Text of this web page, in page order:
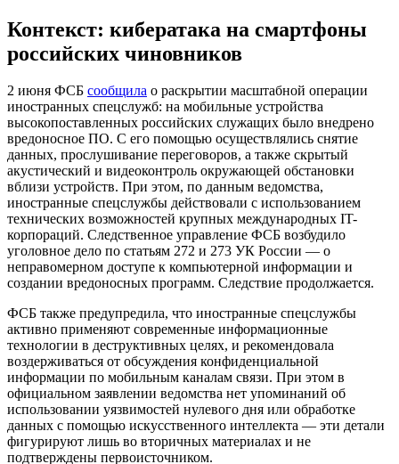
Контекст: кибератака на смартфоны
российских чиновников
2 июня ФСБ сообщила о раскрытии масштабной операции
иностранных спецслужб: на мобильные устройства
высокопоставленных российских служащих было внедрено
вредоносное ПО. С его помощью осуществлялись снятие
данных, прослушивание переговоров, а также скрытый
акустический и видеоконтроль окружающей обстановки
вблизи устройств. При этом, по данным ведомства,
иностранные спецслужбы действовали с использованием
технических возможностей крупных международных IT-
корпораций. Следственное управление ФСБ возбудило
уголовное дело по статьям 272 и 273 УК России — о
неправомерном доступе к компьютерной информации и
создании вредоносных программ. Следствие продолжается.
ФСБ также предупредила, что иностранные спецслужбы
активно применяют современные информационные
технологии в деструктивных целях, и рекомендовала
воздерживаться от обсуждения конфиденциальной
информации по мобильным каналам связи. При этом в
официальном заявлении ведомства нет упоминаний об
использовании уязвимостей нулевого дня или обработке
данных с помощью искусственного интеллекта — эти детали
фигурируют лишь во вторичных материалах и не
подтверждены первоисточником.